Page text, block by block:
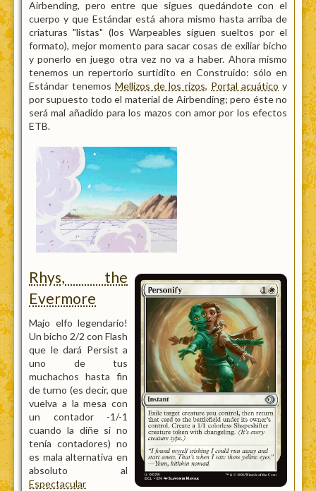
Airbending, pero entre que sigues quedándote con el
cuerpo y que Estándar está ahora mismo hasta arriba de
criaturas "listas" (los Warpeables siguen sueltos por el
formato), mejor momento para sacar cosas de exiliar bicho
y ponerlo en juego otra vez no va a haber. Ahora mismo
tenemos un repertorio surtidito en Construido: sólo en
Estándar tenemos Mellizos de los rizos, Portal acuático y
por supuesto todo el material de Airbending; pero éste no
será mal añadido para los mazos con amor por los efectos
ETB.
Rhys, the
Evermore
Majo elfo legendario!
Un bicho 2/2 con Flash
que le dará Persist a
uno de tus
muchachos hasta fin
de turno (es decir, que
vuelva a la mesa con
un contador -1/-1
cuando la diñe si no
tenía contadores) no
es mala alternativa en
absoluto al
Espectacular